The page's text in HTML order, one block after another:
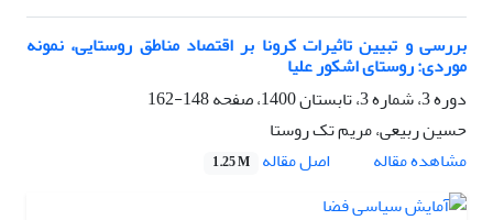
بررسی و تبیین تاثیرات کرونا بر اقتصاد مناطق روستایی، نمونه
موردی: روستای اشکور علیا
دوره 3، شماره 3، تابستان 1400، صفحه
148-162
حسین ربیعی، مریم تک روستا
مشاهده مقاله
اصل مقاله 1.25 M